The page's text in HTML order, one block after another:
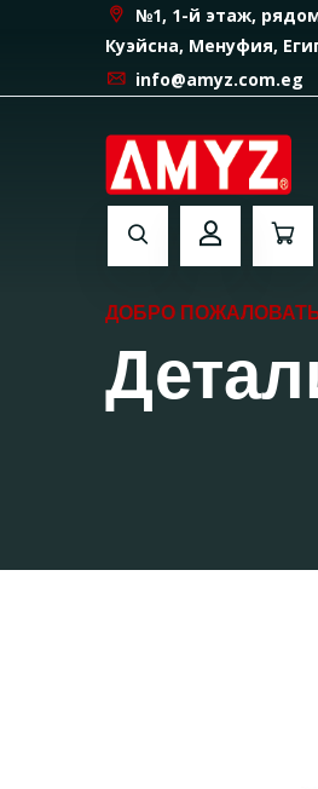
№1, 1-й этаж,
Куэйсна, Менуфия,
info@amyz.com.eg
ДОБРО